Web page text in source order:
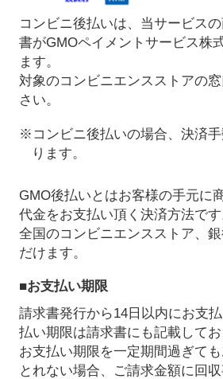
コンビニ後払いは、当サービス
書がGMOペイメントサービス株
ます。
対象のコンビニエンスストアの
さい。
※コンビニ後払いの場合、決済
ります。
GMO後払いとはお客様の手元に
代金をお支払い頂く決済方法です
全国のコンビニエンスストア、
だけます。
■お支払い期限
請求書発行から14日以内にお支
払い期限は請求書にも記載してお
お支払い期限を一定期間過ぎて
とれない場合、ご請求金額に回